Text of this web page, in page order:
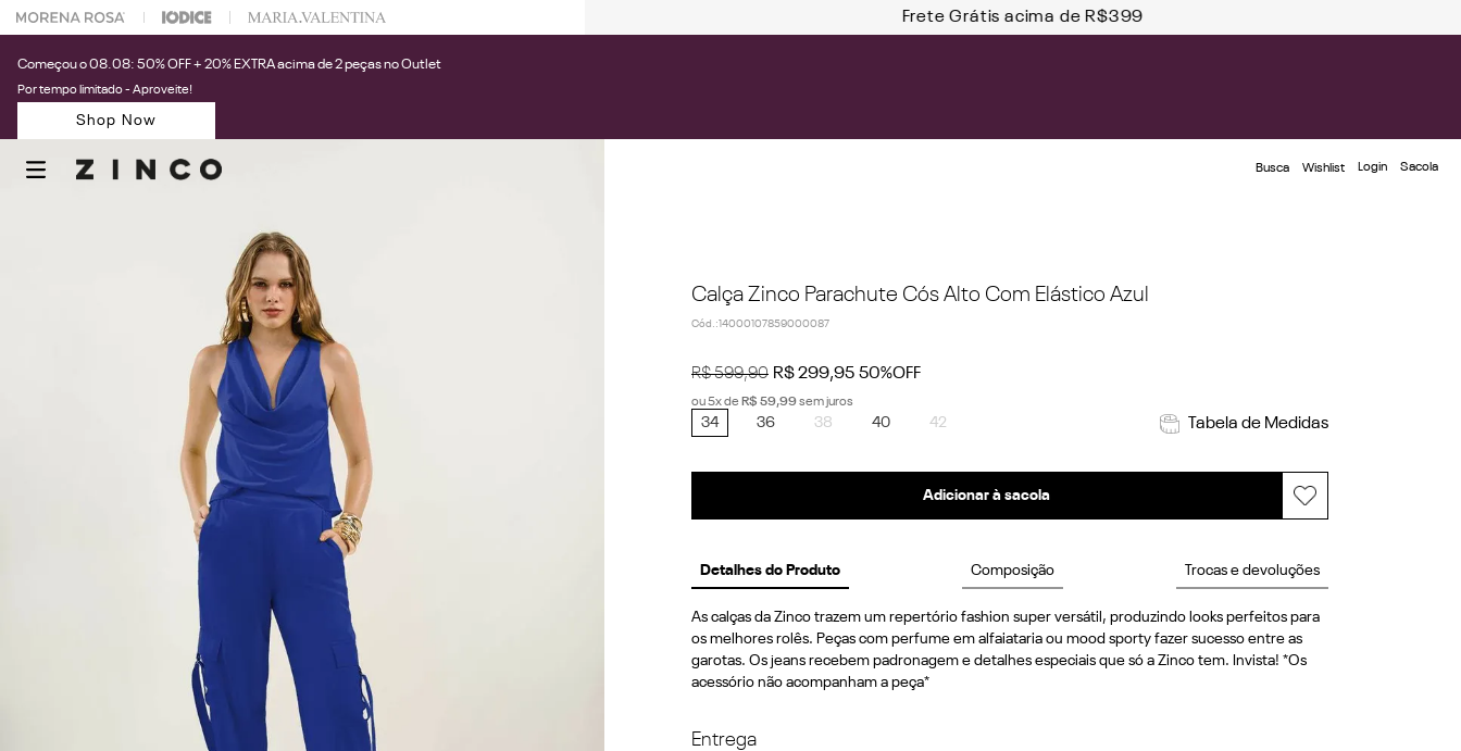
seu look? Fale com nossa Personal Shopper. Frete Grátis acima de R$399
Começou o 08.08: 50% OFF + 20% EXTRA acima de 2 peças no Outlet
Por tempo limitado - Aproveite!
Shop Now
Busca Wishlist Login
Calça Zinco Parachute Cós Alto Com Elástico Azul
Cód. :14000107859000087
R$ 599,90 R$299,95 50%OFF
ou5x de R$ 59,99sem juros
34 36 38 40 42 Tabela de Medidas
Adicionar à sacola
Detalhes do Produto Composição Trocas e devoluções
As calças da Zinco trazem um repertório fashion super versátil, produzindo looks perfeitos para
os melhores rolês. Peças com perfume em alfaiataria ou mood sporty fazer sucesso entre as
garotas. Os jeans recebem padronagem e detalhes especiais que só a Zinco tem. Invista! *Os
acessório não acompanham a peça*
Entrega